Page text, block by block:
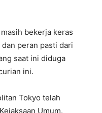
bekerja keras
peran pasti dari
saat ini diduga
ini.
Tokyo telah
Umum.